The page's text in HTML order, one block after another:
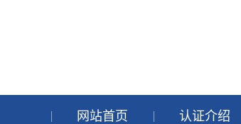
网站首页 认证介绍